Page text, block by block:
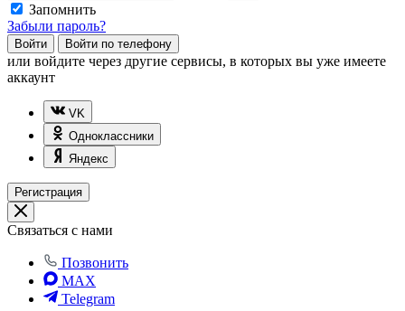
Запомнить
Забыли пароль?
Войти Войти по телефону
или войдите через другие сервисы, в которых вы уже имеете
аккаунт
VK
Одноклассники
Яндекс
Регистрация
Связаться с нами
Позвонить
MAX
Telegram